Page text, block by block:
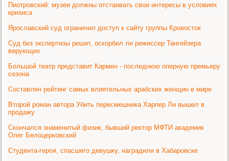
Пиотровский: музеи должны отстаивать свои интересы в условиях
кризиса
Ярославский суд ограничил доступ к сайту группы Кровосток
Суд без экспертизы решит, оскорбил ли режиссер Тангейзера
верующих
Большой театр представит Кармен - последнюю оперную премьеру
сезона
Составлен рейтинг самых влиятельных арабских женщин в мире
Второй роман автора Убить пересмешника Харпер Ли вышел в
продажу
Скончался знаменитый физик, бывший ректор МФТИ академик
Олег Белоцерковский
Студента-героя, спасшего девушку, наградили в Хабаровске